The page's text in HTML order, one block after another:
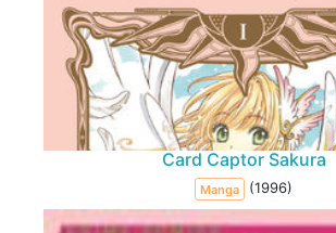
Card Captor Sakura
Manga (1996)